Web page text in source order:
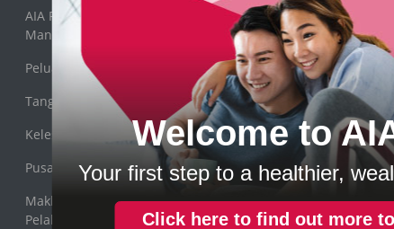
AIA Pension and Asset
Management Sdn. Bhd. (APAM)
Peluang Kerjaya
Tanggungjawab Sosial Korporat
Kelestarian
Pusat Media
Maklumat Kewangan &
Pelaburan
Perlindungan Kediaman
Insurans Kenderaan
Siri Infinite
Manfaat Pekerja
Insurans Komersial
Helaian Pendedahan Produk